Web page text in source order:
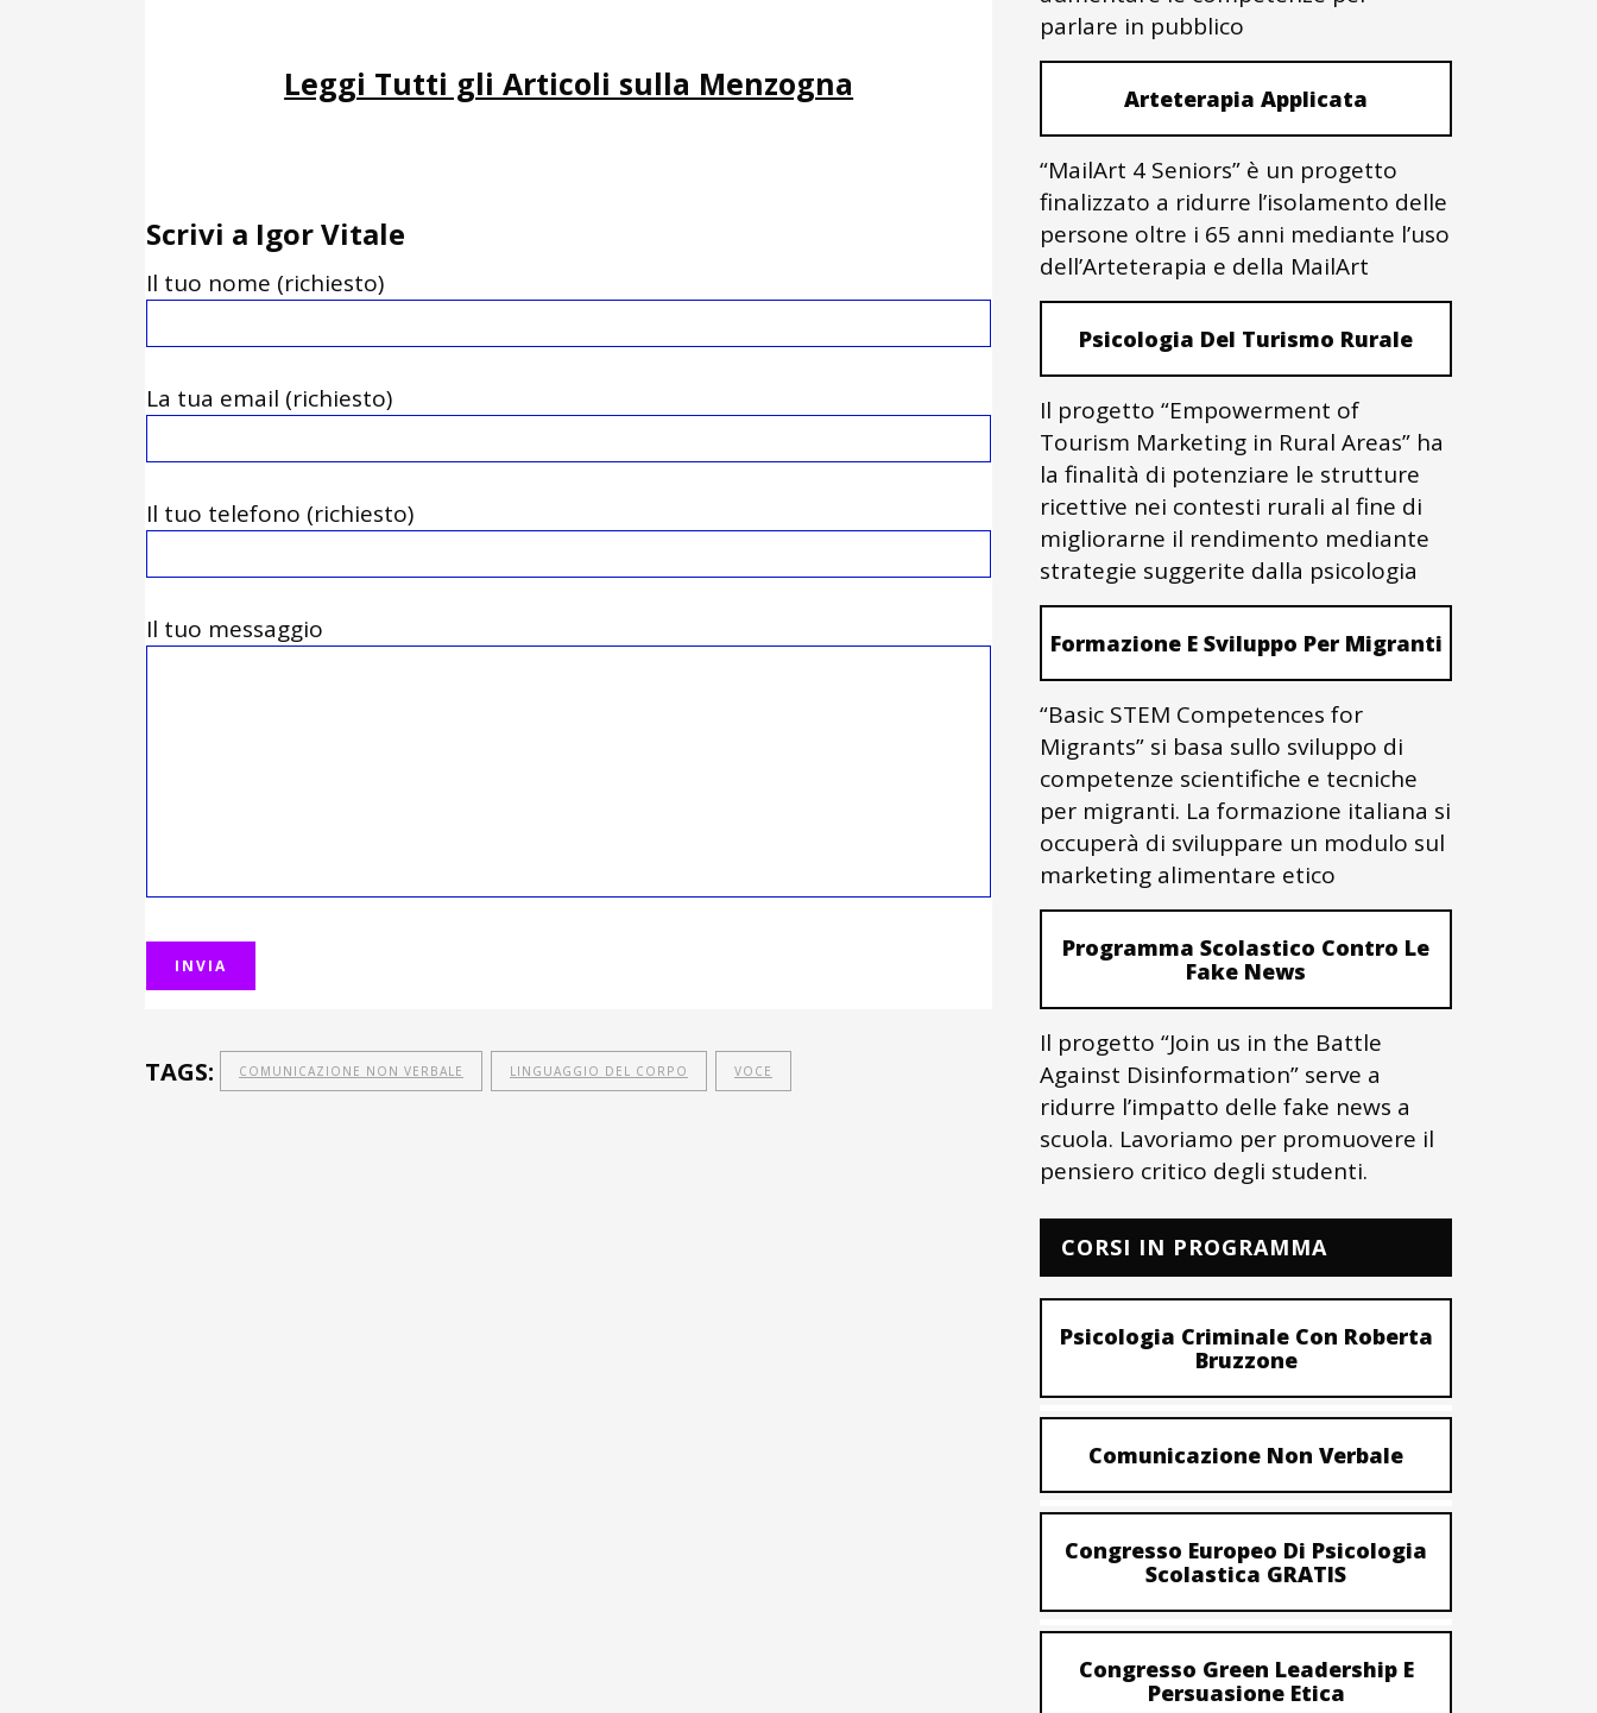
Leggi Tutti gli Articoli sulla Menzogna
Scrivi a Igor Vitale
Il tuo nome (richiesto)
La tua email (richiesto)
Il tuo telefono (richiesto)
Il tuo messaggio
TAGS: COMUNICAZIONE NON VERBALE LINGUAGGIO DEL CORPO VOCE
parlare in pubblico
Arteterapia Applicata
“MailArt 4 Seniors” è un progetto
finalizzato a ridurre l’isolamento delle
persone oltre i 65 anni mediante l’uso
dell’Arteterapia e della MailArt
Psicologia Del Turismo Rurale
Il progetto “Empowerment of
Tourism Marketing in Rural Areas” ha
la finalità di potenziare le strutture
ricettive nei contesti rurali al fine di
migliorarne il rendimento mediante
strategie suggerite dalla psicologia
Formazione E Sviluppo Per Migranti
“Basic STEM Competences for
Migrants” si basa sullo sviluppo di
competenze scientifiche e tecniche
per migranti. La formazione italiana si
occuperà di sviluppare un modulo sul
marketing alimentare etico
Programma Scolastico Contro Le
Fake News
Il progetto “Join us in the Battle
Against Disinformation” serve a
ridurre l’impatto delle fake news a
scuola. Lavoriamo per promuovere il
pensiero critico degli studenti.
CORSI IN PROGRAMMA
Psicologia Criminale Con Roberta
Bruzzone
Comunicazione Non Verbale
Congresso Europeo Di Psicologia
Scolastica GRATIS
Congresso Green Leadership E
Persuasione Etica